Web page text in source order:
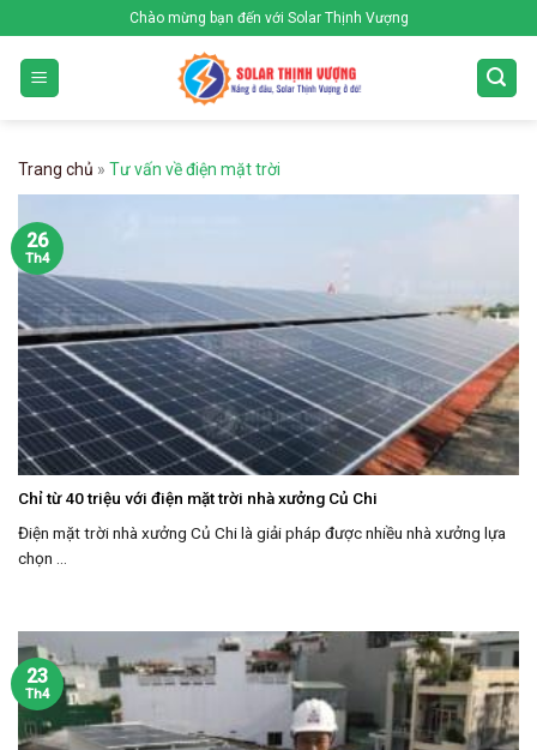
to
content
Chào mừng bạn đến với Solar Thịnh Vượng
Trang chủ » Tư vấn về điện mặt trời
Chỉ từ 40 triệu với điện mặt trời nhà xưởng Củ Chi
Điện mặt trời nhà xưởng Củ Chi là giải pháp được nhiều nhà xưởng lựa
chọn ...
26
Th4
23
Th4